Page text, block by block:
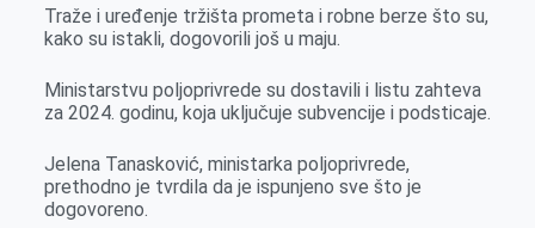
Traže i uređenje tržišta prometa i robne berze što su,
kako su istakli, dogovorili još u maju.
Ministarstvu poljoprivrede su dostavili i listu zahteva
za 2024. godinu, koja uključuje subvencije i podsticaje.
Jelena Tanasković, ministarka poljoprivrede,
prethodno je tvrdila da je ispunjeno sve što je
dogovoreno.